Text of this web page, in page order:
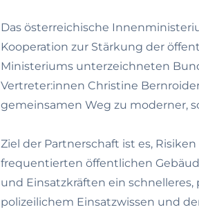
Das österreichische
Kooperation zur Stärkung der
Ministeriums unterzeichneten
Vertreter:innen Christine
gemeinsamen Weg zu moderner,
Ziel der Partnerschaft ist es,
frequentierten öffentlichen
und Einsatzkräften ein
polizeilichem Einsatzwissen und